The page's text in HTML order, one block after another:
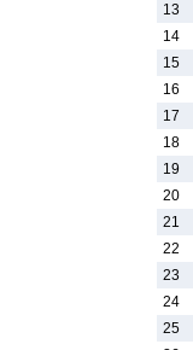
13
14
15
16
17
18
19
20
21
22
23
24
25